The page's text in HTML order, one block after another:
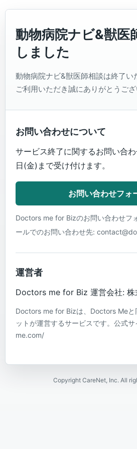
動物病院ナビ&獣医
しました
動物病院ナビ&獣医師相談は終了い
ご利用いただき誠にありがとうござ
お問い合わせについて
サービス終了に関するお問い合
日(金)まで受け付けます。
お問い合わせフォ
Doctors me for Bizのお問い合わせフ
ールでのお問い合わせ先:
運営者
Doctors me for Biz 運営会社: 株
Doctors me for Bizは、Doctors Meと
ットが運営するサービスです。公式
me.com/
Copyright CareNet, Inc. All